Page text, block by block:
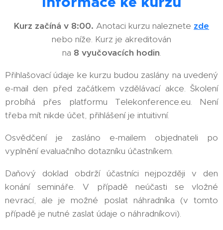
Kurz začíná v 8:00. Anotaci kurzu naleznete zde
nebo níže. Kurz je akreditován
na 8 vyučovacích hodin.
Přihlašovací údaje ke kurzu budou zaslány na uvedený
e-mail den před začátkem vzdělávací akce. Školení
probíhá přes platformu Telekonference.eu. Není
třeba mít nikde účet, přihlášení je intuitivní.
Osvědčení je zasláno e-mailem objednateli po
vyplnění evaluačního dotazníku účastníkem.
Daňový doklad obdrží účastníci nejpozději v den
konání semináře. V případě neúčasti se vložné
nevrací, ale je možné poslat náhradníka (v tomto
případě je nutné zaslat údaje o náhradníkovi).